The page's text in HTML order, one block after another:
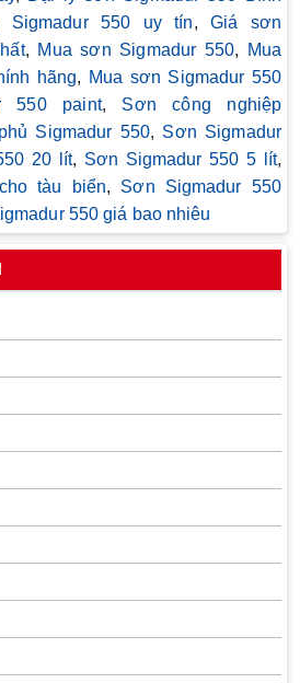
550 uy tín,Giá sơn
, Mua sơn Sigmadur 550,
Mua
hãng, Mua sơn Sigmadur 550
550 paint, Sơn công nghiệp
Sigmadur 550, Sơn Sigmadur
20 lít, Sơn Sigmadur 550 5 lít,
tàu biển, Sơn Sigmadur 550
550 giá bao nhiêu